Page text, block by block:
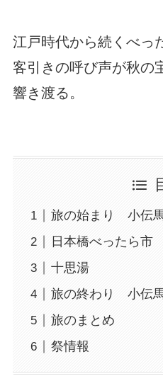
江戸時代から続くべっ
客引きの呼び声が秋の
響き渡る。
旅の始まり 小伝
日本橋べったら市
十思湯
旅の終わり 小伝
旅のまとめ
祭情報